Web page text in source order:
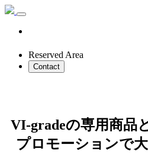
Reserved Area
Contact
VI-gradeの専用商品
プロモーションで